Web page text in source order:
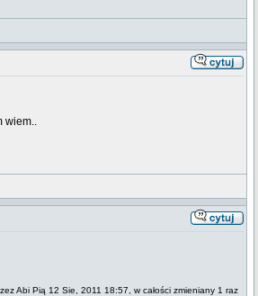
wiem..
Abi Pią 12 Sie, 2011 18:57, w całości zmieniany 1 raz